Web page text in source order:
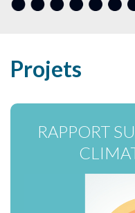
Projets
RAPPORT